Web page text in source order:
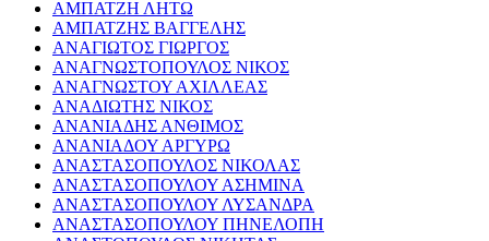
ΑΜΠΑΤΖΗ ΛΗΤΩ
ΑΜΠΑΤΖΗΣ ΒΑΓΓΕΛΗΣ
ΑΝΑΓΙΩΤΟΣ ΓΙΩΡΓΟΣ
ΑΝΑΓΝΩΣΤΟΠΟΥΛΟΣ ΝΙΚΟΣ
ΑΝΑΓΝΩΣΤΟΥ ΑΧΙΛΛΕΑΣ
ΑΝΑΔΙΩΤΗΣ ΝΙΚΟΣ
ΑΝΑΝΙΑΔΗΣ ΑΝΘΙΜΟΣ
ΑΝΑΝΙΑΔΟΥ ΑΡΓΥΡΩ
ΑΝΑΣΤΑΣΟΠΟΥΛΟΣ ΝΙΚΟΛΑΣ
ΑΝΑΣΤΑΣΟΠΟΥΛΟΥ ΑΣΗΜΙΝΑ
ΑΝΑΣΤΑΣΟΠΟΥΛΟΥ ΛΥΣΑΝΔΡΑ
ΑΝΑΣΤΑΣΟΠΟΥΛΟΥ ΠΗΝΕΛΟΠΗ